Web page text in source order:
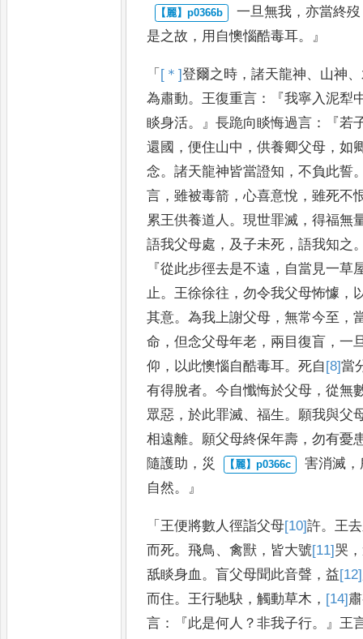
一旦無我 ，亦當終歿
是之故 ， 用 自懊惱酷毒耳。』
「 [＊]登爾之時 ，諸天龍神、 山神、
為肅動。王復重言 ：『我寧入泥犁
睒身活。』長跪向睒悔過言 ：『若
還國 ，便住山中 ，供養卿父母 ，如
念。諸天龍神皆當證知 ，不負此誓
言 ，雖被毒箭 ，心喜意悅 ，雖死不
累王供養道人 。現世罪滅 ，得福無
語我父母處 ， 及子未死 ，語我知之
『從此步徑去是不遠 ， 自當見一草
止。王徐徐往 ，勿令我父母怖懅 ，
其意。為我上謝父母 ，無常今至 ，
命 ，但念父母年老 ， 兩目復盲 ，一
仰 ， 以此懊惱自酷毒耳。死自 [8]當
有得脫者。今自懺悔於父母 ，從無
眾惡 ，於此罪滅、福生。 願我與父
相遠離。 願父母終保年壽 ，勿有憂
隨護助 ， 災 害消滅 ，
自然。』
「王便將數人徑詣父母[10]許。王
而死。飛鳥 、禽獸 ， 皆大號[11] 哭 ，
舐睒身血 。盲父母聞此音聲 ，益[12]
而住。王行馳駃 ，觸動草木 ， [14] 肅
言 ：『 此是何人 ？非我子行。』王